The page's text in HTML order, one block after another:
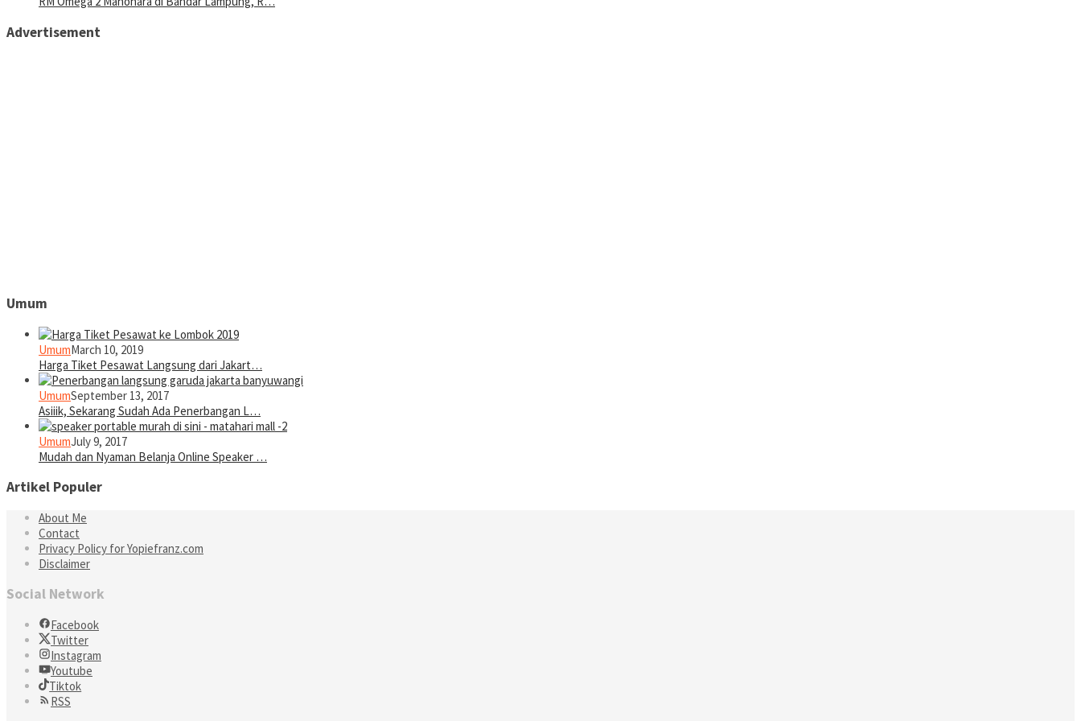
Advertisement
Umum
UmumMarch 10, 2019
Harga Tiket Pesawat Langsung dari Jakart…
UmumSeptember 13, 2017
Asiiik, Sekarang Sudah Ada Penerbangan L…
UmumJuly 9, 2017
Mudah dan Nyaman Belanja Online Speaker …
Artikel Populer
About Me
Contact
Privacy Policy for Yopiefranz.com
Disclaimer
Social Network
Facebook
Twitter
Instagram
Youtube
Tiktok
RSS